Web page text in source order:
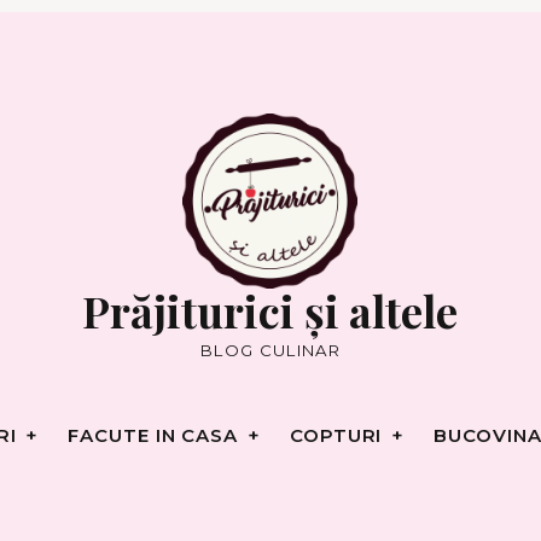
Prăjiturici și altele
BLOG CULINAR
FACUTE IN CASA COPTURI